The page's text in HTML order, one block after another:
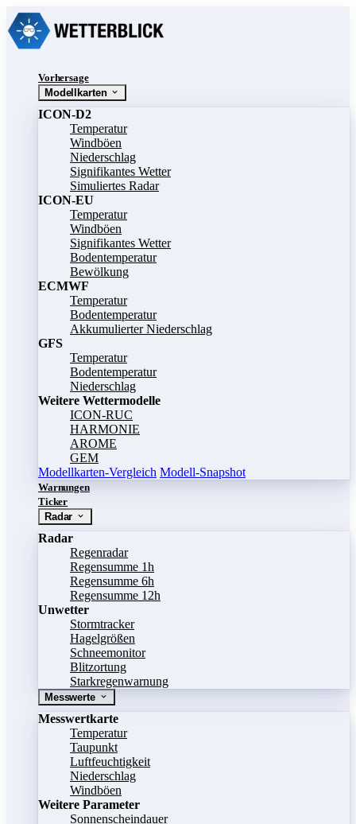
Vorhersage
Modellkarten
ICON-D2
Temperatur
Windböen
Niederschlag
Signifikantes Wetter
Simuliertes Radar
ICON-EU
Temperatur
Windböen
Signifikantes Wetter
Bodentemperatur
Bewölkung
ECMWF
Temperatur
Bodentemperatur
Akkumulierter Niederschlag
GFS
Temperatur
Bodentemperatur
Niederschlag
Weitere Wettermodelle
ICON-RUC
HARMONIE
AROME
GEM
Modellkarten-Vergleich Modell-Snapshot
Warnungen
Ticker
Radar
Radar
Regenradar
Regensumme 1h
Regensumme 6h
Regensumme 12h
Unwetter
Stormtracker
Hagelgrößen
Schneemonitor
Blitzortung
Starkregenwarnung
Messwerte
Messwertkarte
Temperatur
Taupunkt
Luftfeuchtigkeit
Niederschlag
Windböen
Weitere Parameter
Sonnenscheindauer